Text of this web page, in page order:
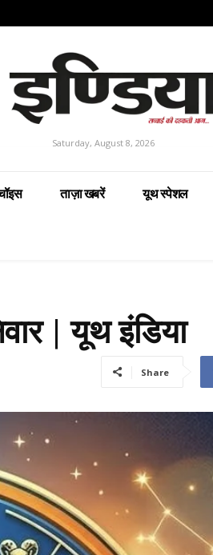
Saturday, August 8, 2026
ताज़ा खबरें यूथ स्पेशल
| यूथ इंडिया
Share